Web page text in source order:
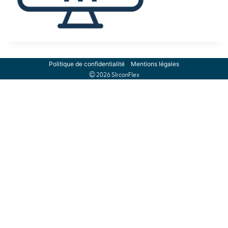
Politique de confidentialité
Mentions légales
© 2026 SIrconFlex